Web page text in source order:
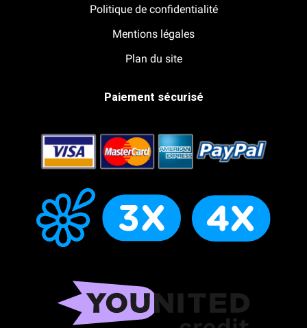
Politique de confidentialité
Mentions légales
Plan du site
Paiement sécurisé